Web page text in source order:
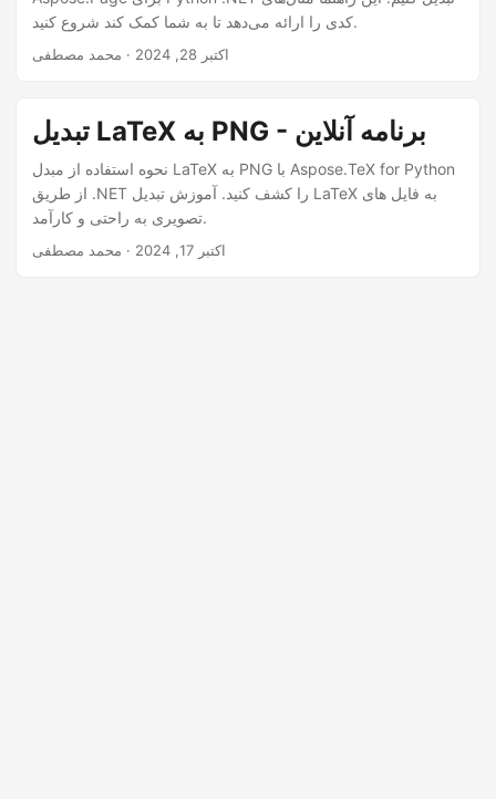
n
کدی را ارائه می‌دهد تا به شما کمک کند شروع کنید.
اکتبر 28, 2024 · محمد مصطفی
تبدیل LaTeX به PNG - برنامه آنلاین
نحوه استفاده از مبدل LaTeX به PNG با Aspose.TeX for Python
از طریق .NET را کشف کنید. آموزش تبدیل LaTeX به فایل های
تصویری به راحتی و کارآمد.
اکتبر 17, 2024 · محمد مصطفی